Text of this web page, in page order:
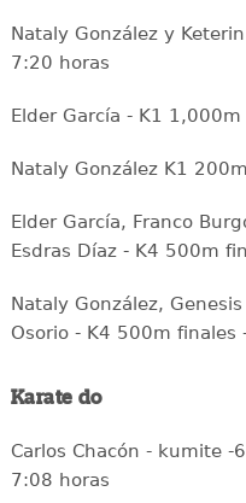
Nataly González y
7:20 horas
Elder García - K1
Nataly González K1
Elder García, Franco
Esdras Díaz - K4 500m
Nataly González,
Osorio - K4 500m finales
Karate do
Carlos Chacón - kumite
7:08 horas